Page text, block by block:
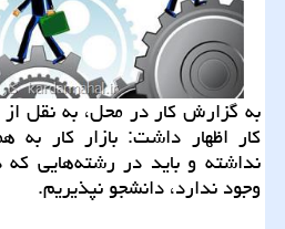
به گزارش كار در محل، به نقل
كار اظهار داشت: بازار كار به
نداشته و باید در رشته‌هایی كه
وجود ندارد، دانشجو نپذیریم.